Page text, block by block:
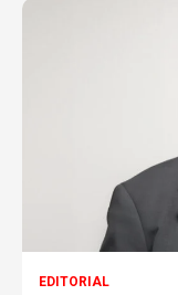
EDITORIAL